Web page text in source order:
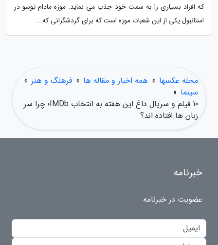
که افراد بسیاری را به سمت خود جذب می نماید. موزه مادام توسو در
استانبول یکی از این شعبات موزه است که برای گردشگرانی که...
مجله عکسها » همه اخبار و مقاله ها » فرهنگ و هنر »
سینما »
10 فیلم و سریال داغ این هفته به انتخاب IMDb؛ چرا سر
زبان ها افتاده اند؟
خبرنامه
عضویت در خبرنامه